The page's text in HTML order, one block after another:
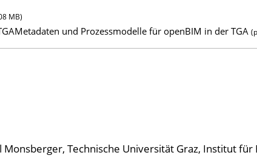
MB)
und Prozessmodelle für openBIM in der TGA
Technische Universität Graz, Institut